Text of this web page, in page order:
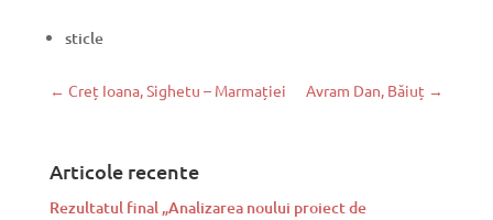
sticle
← Creț Ioana, Sighetu – Marmației Avram Dan, Băiuț →
Articole recente
Rezultatul final „Analizarea noului proiect de